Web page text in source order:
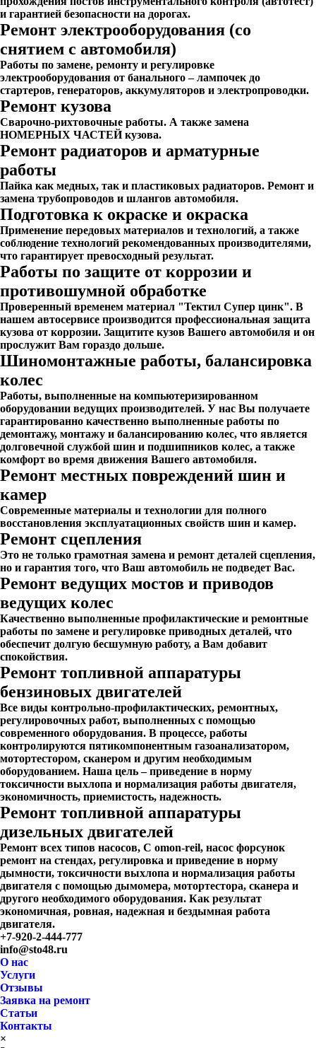
и гарантией безопасности на дорогах.
Ремонт электрооборудования (со
снятием с автомобиля)
Работы по замене, ремонту и регулировке
электрооборудования от банального – лампочек до
стартеров, генераторов, аккумуляторов и электропроводки.
Ремонт кузова
Сварочно-рихтовочные работы. А также замена
НОМЕРНЫХ ЧАСТЕЙ кузова.
Ремонт радиаторов и арматурные
работы
Пайка как медных, так и пластиковых радиаторов. Ремонт и
замена трубопроводов и шлангов автомобиля.
Подготовка к окраске и окраска
Применение передовых материалов и технологий, а также
соблюдение технологий рекомендованных производителями,
что гарантирует превосходный результат.
Работы по защите от коррозии и
противошумной обработке
Проверенный временем материал "Тектил Супер цинк". В
нашем автосервисе производится профессиональная защита
кузова от коррозии. Защитите кузов Вашего автомобиля и он
прослужит Вам гораздо дольше.
Шиномонтажные работы, балансировка
колес
Работы, выполненные на компьютеризированном
оборудовании ведущих производителей. У нас Вы получаете
гарантированно качественно выполненные работы по
демонтажу, монтажу и балансированию колес, что является
долговечной службой шин и подшипников колес, а также
комфорт во время движения Вашего автомобиля.
Ремонт местных повреждений шин и
камер
Современные материалы и технологии для полного
восстановления эксплуатационных свойств шин и камер.
Ремонт сцепления
Это не только грамотная замена и ремонт деталей сцепления,
но и гарантия того, что Ваш автомобиль не подведет Вас.
Ремонт ведущих мостов и приводов
ведущих колес
Качественно выполненные профилактические и ремонтные
работы по замене и регулировке приводных деталей, что
обеспечит долгую бесшумную работу, а Вам добавит
спокойствия.
Ремонт топливной аппаратуры
бензиновых двигателей
Все виды контрольно-профилактических, ремонтных,
регулировочных работ, выполненных с помощью
современного оборудования. В процессе, работы
контролируются пятикомпонентным газоанализатором,
мотортестором, сканером и другим необходимым
оборудованием. Наша цель – приведение в норму
токсичности выхлопа и нормализация работы двигателя,
экономичность, приемистость, надежность.
Ремонт топливной аппаратуры
дизельных двигателей
Ремонт всех типов насосов, С omon-reil, насос форсунок
ремонт на стендах, регулировка и приведение в норму
дымности, токсичности выхлопа и нормализация работы
двигателя с помощью дымомера, мотортестора, сканера и
другого необходимого оборудования. Как результат
экономичная, ровная, надежная и бездымная работа
двигателя.
+7-920-2-444-777
info@sto48.ru
О нас
Услуги
Отзывы
Заявка на ремонт
Статьи
Контакты
×